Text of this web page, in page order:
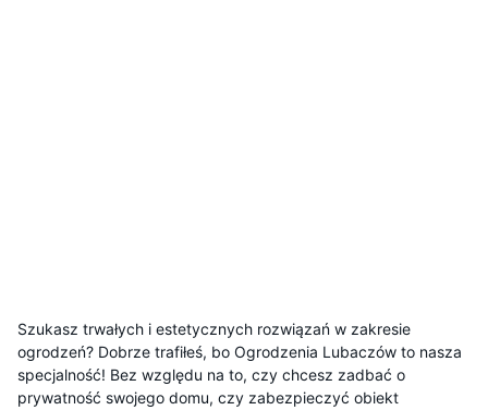
Szukasz trwałych i estetycznych rozwiązań w zakresie
ogrodzeń? Dobrze trafiłeś, bo Ogrodzenia Lubaczów to nasza
specjalność! Bez względu na to, czy chcesz zadbać o
prywatność swojego domu, czy zabezpieczyć obiekt